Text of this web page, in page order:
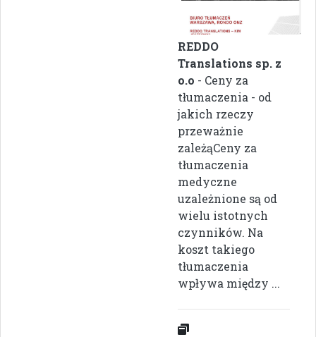
REDDO
Translations sp. z
o.o - Ceny za
tłumaczenia - od
jakich rzeczy
przeważnie
zależąCeny za
tłumaczenia
medyczne
uzależnione są od
wielu istotnych
czynników. Na
koszt takiego
tłumaczenia
wpływa między ...